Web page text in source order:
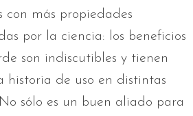
con más propiedades
por la ciencia: los beneficios
son indiscutibles y tienen
historia de uso en distintas
sólo es un buen aliado para